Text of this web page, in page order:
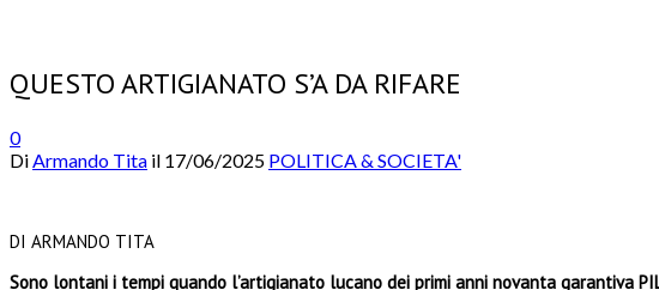
QUESTO ARTIGIANATO S’A DA RIFARE
0
DiArmando Tita il 17/06/2025 POLITICA & SOCIETA'
DI ARMANDO TITA
Sono lontani i tempi quando l’artigianato lucano dei primi anni novanta garantiva